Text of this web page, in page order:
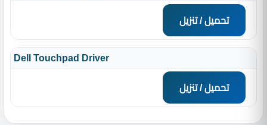
تحميل / تنزيل
Dell Touchpad Driver
تحميل / تنزيل